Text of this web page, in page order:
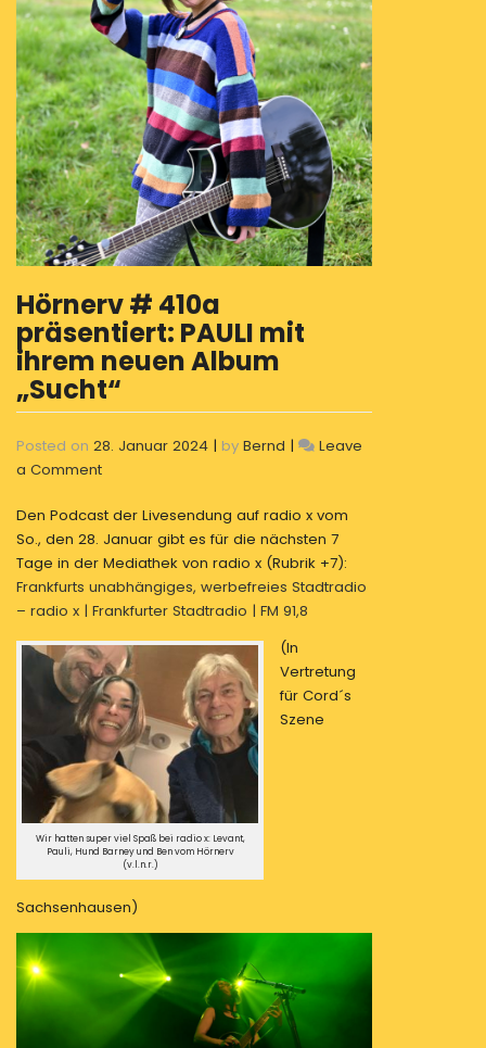
Hörnerv # 410a
präsentiert: PAULI mit
ihrem neuen Album
„Sucht“
Posted on 28. Januar 2024 | by Bernd |
Leave
a Commenton
#
410a
präsentiert:
PAULI
mit
ihrem
neuen
Album
„Sucht“
Den Podcast der Livesendung auf radio x vom
So., den 28. Januar gibt es für die nächsten 7
Tage in der Mediathek von radio x (Rubrik +7):
Frankfurts unabhängiges, werbefreies Stadtradio
– radio x | Frankfurter Stadtradio | FM 91,8
Wir hatten super viel Spaß bei radio x: Levant,
Pauli, Hund Barney und Ben vom Hörnerv
(v.l.n.r.)
(In
Vertretung
für Cord´s
Szene
Sachsenhausen)